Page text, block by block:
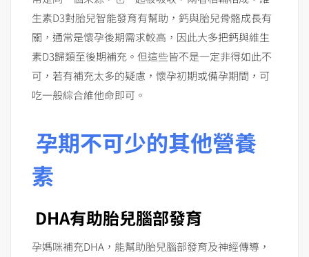
生素D3對胎兒智能發育有幫助，鈣與胎兒骨骼成長有
關，通常是懷孕後期需求較高，因此大多把鈣與維生
素D3歸類至後期補充。但這些皆不是一定非得如此不
可，若有補充太多的疑慮，懷孕初期或備孕期間，可
吃一般綜合維他命即可。
孕期不可少的其他營養
素
DHA有助胎兒腦部發育
孕媽咪補充DHA，能幫助胎兒腦部發育及神經傳導，